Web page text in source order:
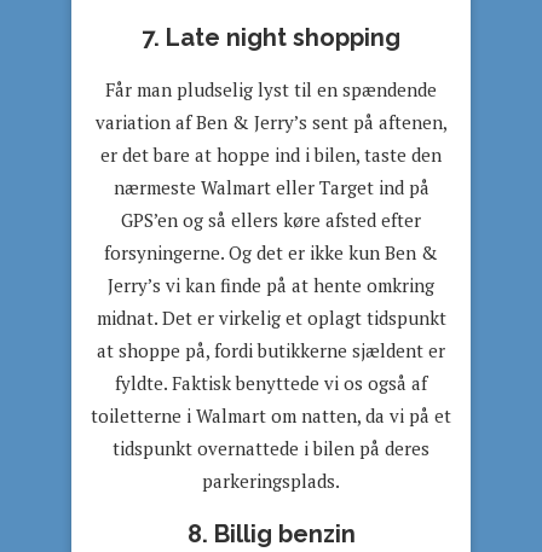
7. Late night shopping
Får man pludselig lyst til en spændende
variation af Ben & Jerry’s sent på aftenen,
er det bare at hoppe ind i bilen, taste den
nærmeste Walmart eller Target ind på
GPS’en og så ellers køre afsted efter
forsyningerne. Og det er ikke kun Ben &
Jerry’s vi kan finde på at hente omkring
midnat. Det er virkelig et oplagt tidspunkt
at shoppe på, fordi butikkerne sjældent er
fyldte. Faktisk benyttede vi os også af
toiletterne i Walmart om natten, da vi på et
tidspunkt overnattede i bilen på deres
parkeringsplads.
8. Billig benzin